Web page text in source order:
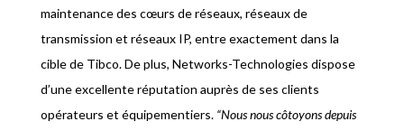
maintenance des cœurs de réseaux, réseaux de
transmission et réseaux IP, entre exactement dans la
cible de Tibco. De plus, Networks-Technologies dispose
d’une excellente réputation auprès de ses clients
opérateurs et équipementiers. “Nous nous côtoyons depuis